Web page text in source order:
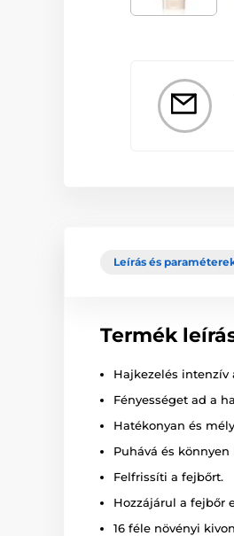
Leírás és
Termék
Hajkezelés intenzív
Fényességet ad a
Hatékonyan és
Puhává és
Felfrissíti a fejbőrt.
Hozzájárul a fejbőr
16 féle növényi